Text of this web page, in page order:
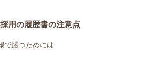
用の履歴書の注意点
で勝つためには